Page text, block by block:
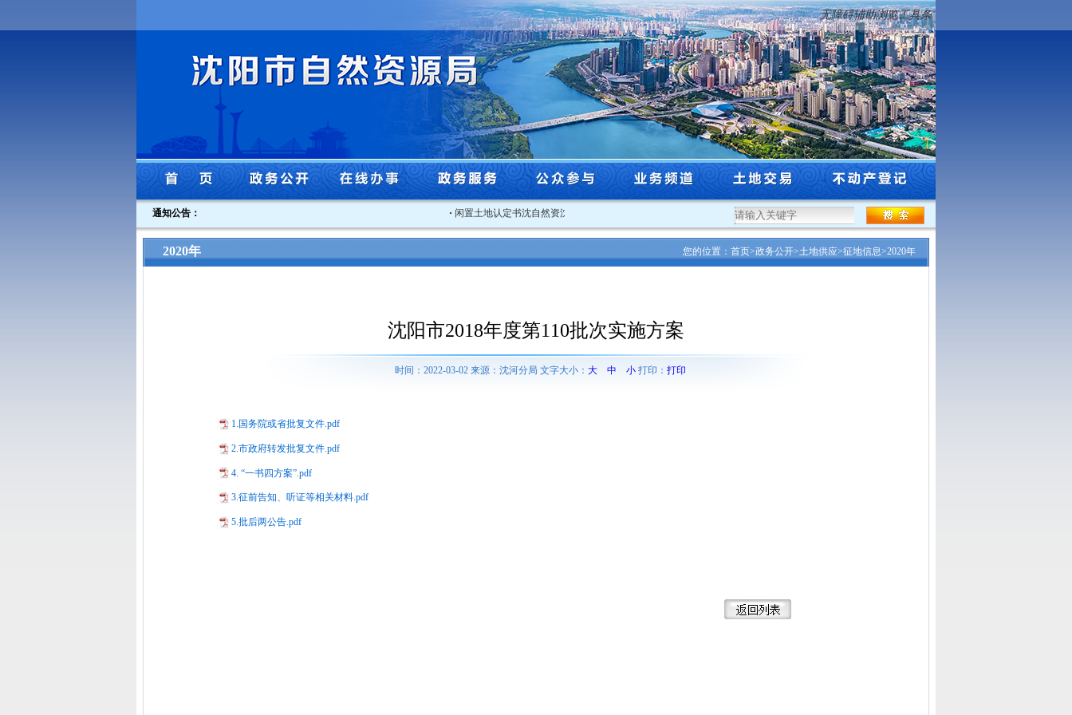
无障碍辅助浏览工具条
通知公告： 闲置土地认定书沈自然资沈北闲认字[2025]3号 关于2025年度沈阳市工程系列自然资源和林业行业高级专业技术...
2020年 您的位置： 首页>政务公开>土地供应>征地信息>2020年
沈阳市2018年度第110批次实施方案
时间：2022-03-02 来源：沈河分局 文字大小： 大 中 小打印： 打印
1.国务院或省批复文件.pdf
2.市政府转发批复文件.pdf
4. “一书四方案”.pdf
3.征前告知、听证等相关材料.pdf
5.批后两公告.pdf